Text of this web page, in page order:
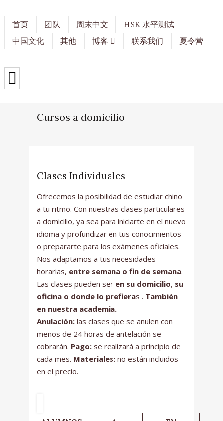
首页 团队 周末中文
HSK 水平测试
中国文化
其他 博客 联系我们 夏令营
Cursos a domicilio
Clases Individuales
Ofrecemos la posibilidad de estudiar chino
a tu ritmo. Con nuestras clases particulares
a domicilio, ya sea para iniciarte en el nuevo
idioma y profundizar en tus conocimientos
o prepararte para los exámenes oficiales.
Nos adaptamos a tus necesidades
horarias, entre semana o fin de semana.
Las clases pueden ser en su domicilio, su
oficina o donde lo prefieras . También
en nuestra academia.
Anulación: las clases que se anulen con
menos de 24 horas de antelación se
cobrarán. Pago: se realizará a principio de
cada mes. Materiales: no están incluidos
en el precio.